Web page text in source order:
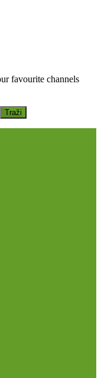
favourite channels